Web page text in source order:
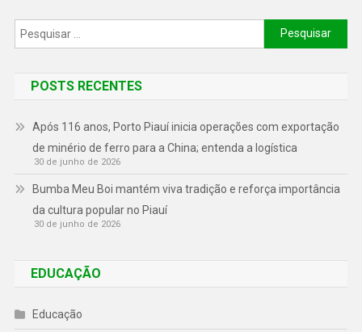
POSTS RECENTES
Após 116 anos, Porto Piauí inicia operações com exportação
de minério de ferro para a China; entenda a logística
30 de junho de 2026
Bumba Meu Boi mantém viva tradição e reforça importância
da cultura popular no Piauí
30 de junho de 2026
EDUCAÇÃO
Educação